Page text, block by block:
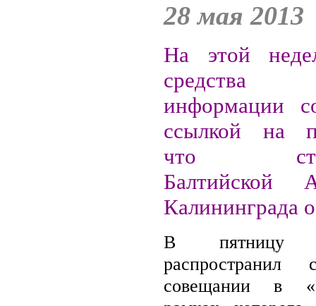
28 мая 2013
На этой
средства
информации
ссылкой на
что
Балтийской
Калининграда
В пятницу
распространил
совещании в